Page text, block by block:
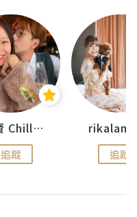
思思賢 ChillMyBabe
追蹤 追蹤